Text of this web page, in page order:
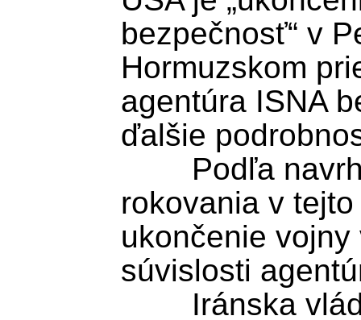
bezpečnosť“ v
Hormuzskom
agentúra ISNA
ďalšie
rokovania v
ukončenie
súvislosti